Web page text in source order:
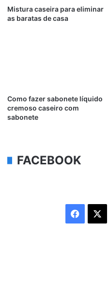
Mistura caseira para eliminar
as baratas de casa
Como fazer sabonete líquido
cremoso caseiro com
sabonete
FACEBOOK